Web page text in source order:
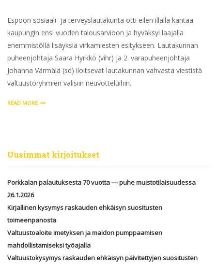
Espoon sosiaali- ja terveyslautakunta otti eilen illalla kantaa
kaupungin ensi vuoden talousarvioon ja hyväksyi laajalla
enemmistöllä lisäyksiä virkamiesten esitykseen. Lautakunnan
puheenjohtaja Saara Hyrkkö (vihr) ja 2. varapuheenjohtaja
Johanna Värmälä (sd) iloitsevat lautakunnan vahvasta viestistä
valtuustoryhmien välisiin neuvotteluihin.
READ MORE
Uusimmat kirjoitukset
Porkkalan palautuksesta 70 vuotta — puhe muistotilaisuudessa
26.1.2026
Kirjallinen kysymys raskauden ehkäisyn suositusten
toimeenpanosta
Valtuustoaloite imetyksen ja maidon pumppaamisen
mahdollistamiseksi työajalla
Valtuustokysymys raskauden ehkäisyn päivitettyjen suositusten